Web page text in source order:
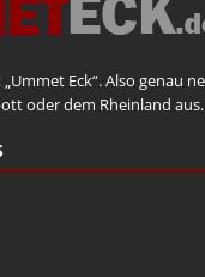
Eck“. Also genau
oder dem Rheinland aus.